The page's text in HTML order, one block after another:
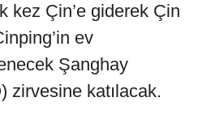
kez Çin’e giderek Çin
ev
Şanghay
zirvesine katılacak.